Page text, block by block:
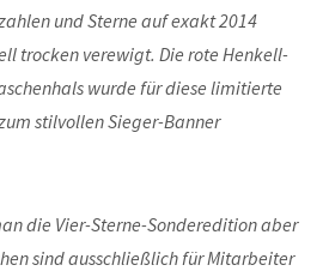
und Sterne auf exakt 2014
trocken verewigt. Die rote Henkell-
wurde für diese limitierte
stilvollen Sieger-Banner
die Vier-Sterne-Sonderedition aber
sind ausschließlich für Mitarbeiter